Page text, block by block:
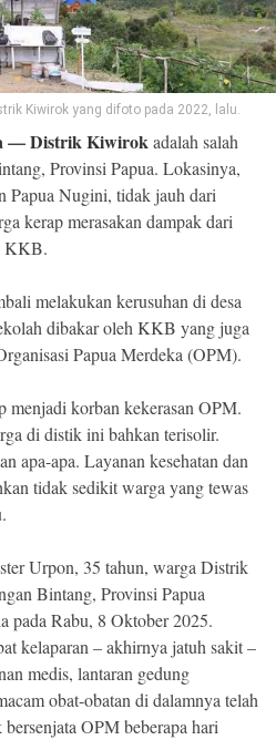
Kiwirok yang difoto pada 2022, lalu.
—Distrik Kiwirokadalah salah
Provinsi Papua. Lokasinya,
Papua Nugini, tidak jauh dari
kerap merasakan dampak dari
KKB.
melakukan kerusuhan di desa
dibakar oleh KKB yang juga
Papua Merdeka (OPM).
menjadi korban kekerasan OPM.
di distik ini bahkan terisolir.
apa-apa. Layanan kesehatan dan
tidak sedikit warga yang tewas
Urpon, 35 tahun, warga Distrik
Bintang, Provinsi Papua
pada Rabu, 8 Oktober 2025.
kelaparan – akhirnya jatuh sakit –
medis, lantaran gedung
obat-obatan di dalamnya telah
OPM beberapa hari